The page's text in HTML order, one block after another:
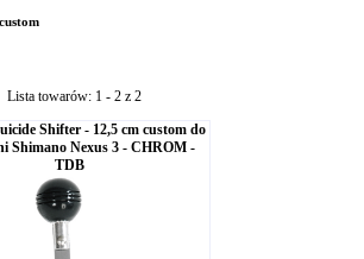
Lista towarów: 1 - 2 z 2
Shifter - 12,5 cm custom do
Shimano Nexus 3 - CHROM -
TDB